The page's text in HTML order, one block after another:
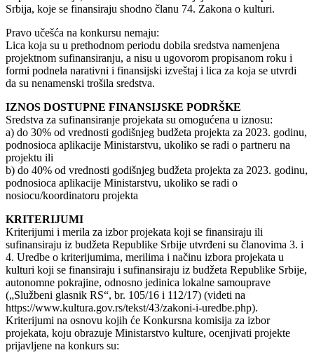
Srbija, koje se finansiraju shodno članu 74. Zakona o kulturi.
Pravo učešća na konkursu nemaju:
Lica koja su u prethodnom periodu dobila sredstva namenjena
projektnom sufinansiranju, a nisu u ugovorom propisanom roku i
formi podnela narativni i finansijski izveštaj i lica za koja se utvrdi
da su nenamenski trošila sredstva.
IZNOS DOSTUPNE FINANSIJSKE PODRŠKE
Sredstva za sufinansiranje projekata su omogućena u iznosu:
a) do 30% od vrednosti godišnjeg budžeta projekta za 2023. godinu,
podnosioca aplikacije Ministarstvu, ukoliko se radi o partneru na
projektu ili
b) do 40% od vrednosti godišnjeg budžeta projekta za 2023. godinu,
podnosioca aplikacije Ministarstvu, ukoliko se radi o
nosiocu/koordinatoru projekta
KRITERIJUMI
Kriterijumi i merila za izbor projekata koji se finansiraju ili
sufinansiraju iz budžeta Republike Srbije utvrđeni su članovima 3. i
4. Uredbe o kriterijumima, merilima i načinu izbora projekata u
kulturi koji se finansiraju i sufinansiraju iz budžeta Republike Srbije,
autonomne pokrajine, odnosno jedinica lokalne samouprave
(„Službeni glasnik RS“, br. 105/16 i 112/17) (videti na
https://www.kultura.gov.rs/tekst/43/zakoni-i-uredbe.php).
Kriterijumi na osnovu kojih će Konkursna komisija za izbor
projekata, koju obrazuje Ministarstvo kulture, ocenjivati projekte
prijavljene na konkurs su: